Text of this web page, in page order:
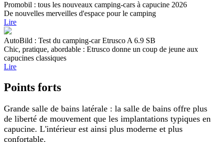
Promobil : tous les nouveaux camping-cars à capucine 2026
De nouvelles merveilles d'espace pour le camping
Lire
AutoBild : Test du camping-car Etrusco A 6.9 SB
Chic, pratique, abordable : Etrusco donne un coup de jeune aux
capucines classiques
Lire
Points forts
Grande salle de bains latérale : la salle de bains offre plus
de liberté de mouvement que les implantations typiques en
capucine. L'intérieur est ainsi plus moderne et plus
confortable.